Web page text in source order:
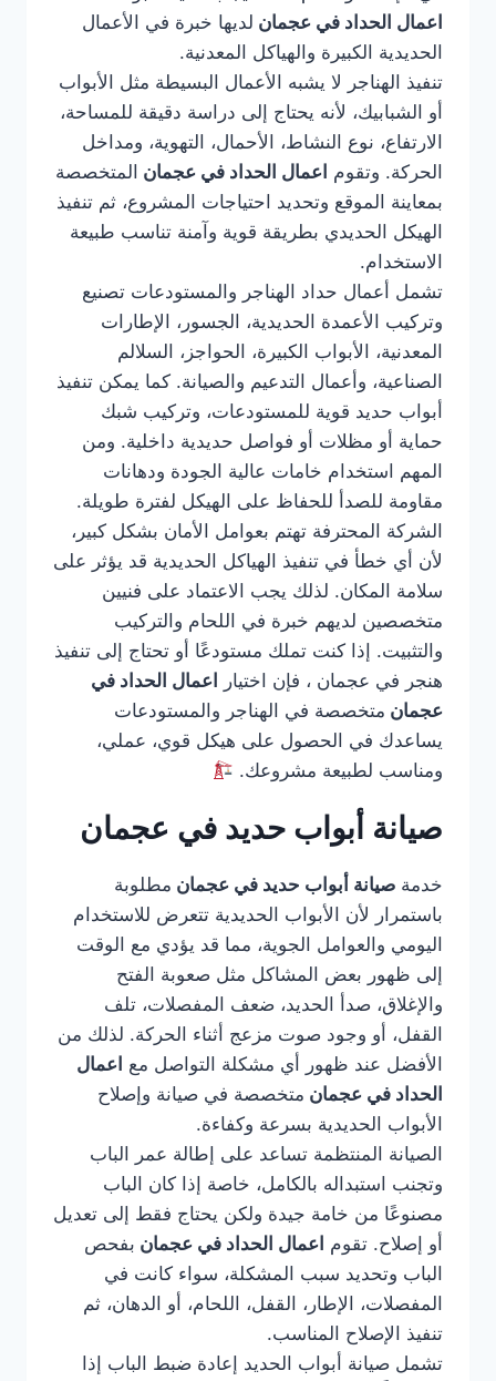
اعمال الحداد في عجمان لديها خبرة في الأعمال
الحديدية الكبيرة والهياكل المعدنية.
تنفيذ الهناجر لا يشبه الأعمال البسيطة مثل الأبواب
أو الشبابيك، لأنه يحتاج إلى دراسة دقيقة للمساحة،
الارتفاع، نوع النشاط، الأحمال، التهوية، ومداخل
الحركة. وتقوم اعمال الحداد في عجمان المتخصصة
بمعاينة الموقع وتحديد احتياجات المشروع، ثم تنفيذ
الهيكل الحديدي بطريقة قوية وآمنة تناسب طبيعة
الاستخدام.
تشمل أعمال حداد الهناجر والمستودعات تصنيع
وتركيب الأعمدة الحديدية، الجسور، الإطارات
المعدنية، الأبواب الكبيرة، الحواجز، السلالم
الصناعية، وأعمال التدعيم والصيانة. كما يمكن تنفيذ
أبواب حديد قوية للمستودعات، وتركيب شبك
حماية أو مظلات أو فواصل حديدية داخلية. ومن
المهم استخدام خامات عالية الجودة ودهانات
مقاومة للصدأ للحفاظ على الهيكل لفترة طويلة.
الشركة المحترفة تهتم بعوامل الأمان بشكل كبير،
لأن أي خطأ في تنفيذ الهياكل الحديدية قد يؤثر على
سلامة المكان. لذلك يجب الاعتماد على فنيين
متخصصين لديهم خبرة في اللحام والتركيب
والتثبيت. إذا كنت تملك مستودعًا أو تحتاج إلى تنفيذ
هنجر في عجمان ، فإن اختيار
اعمال الحداد في
عجمان متخصصة في الهناجر والمستودعات
يساعدك في الحصول على هيكل قوي، عملي،
ومناسب لطبيعة مشروعك.
صيانة أبواب حديد في عجمان
خدمة صيانة أبواب حديد في عجمان مطلوبة
باستمرار لأن الأبواب الحديدية تتعرض للاستخدام
اليومي والعوامل الجوية، مما قد يؤدي مع الوقت
إلى ظهور بعض المشاكل مثل صعوبة الفتح
والإغلاق، صدأ الحديد، ضعف المفصلات، تلف
القفل، أو وجود صوت مزعج أثناء الحركة. لذلك من
الأفضل عند ظهور أي مشكلة التواصل مع اعمال
الحداد في عجمان متخصصة في صيانة وإصلاح
الأبواب الحديدية بسرعة وكفاءة.
الصيانة المنتظمة تساعد على إطالة عمر الباب
وتجنب استبداله بالكامل، خاصة إذا كان الباب
مصنوعًا من خامة جيدة ولكن يحتاج فقط إلى تعديل
أو إصلاح. تقوم اعمال الحداد في عجمان بفحص
الباب وتحديد سبب المشكلة، سواء كانت في
المفصلات، الإطار، القفل، اللحام، أو الدهان، ثم
تنفيذ الإصلاح المناسب.
تشمل صيانة أبواب الحديد إعادة ضبط الباب إذا